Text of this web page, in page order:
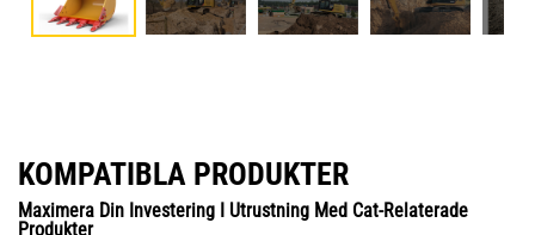
KOMPATIBLA PRODUKTER
Maximera Din Investering I Utrustning Med Cat-Relaterade
Produkter